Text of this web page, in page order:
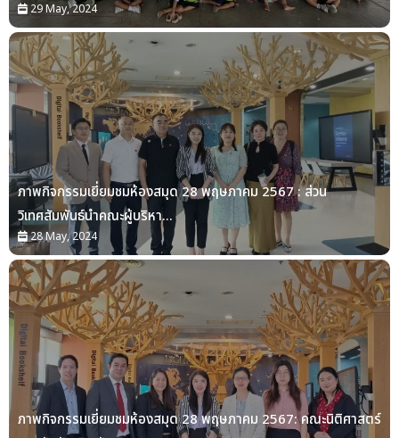
29 May, 2024
ภาพกิจกรรมเยี่ยมชมห้องสมุด 28 พฤษภาคม 2567 : ส่วน
วิเทศสัมพันธ์นำคณะผู้บริหา...
28 May, 2024
ภาพกิจกรรมเยี่ยมชมห้องสมุด 28 พฤษภาคม 2567: คณะนิติศาสตร์